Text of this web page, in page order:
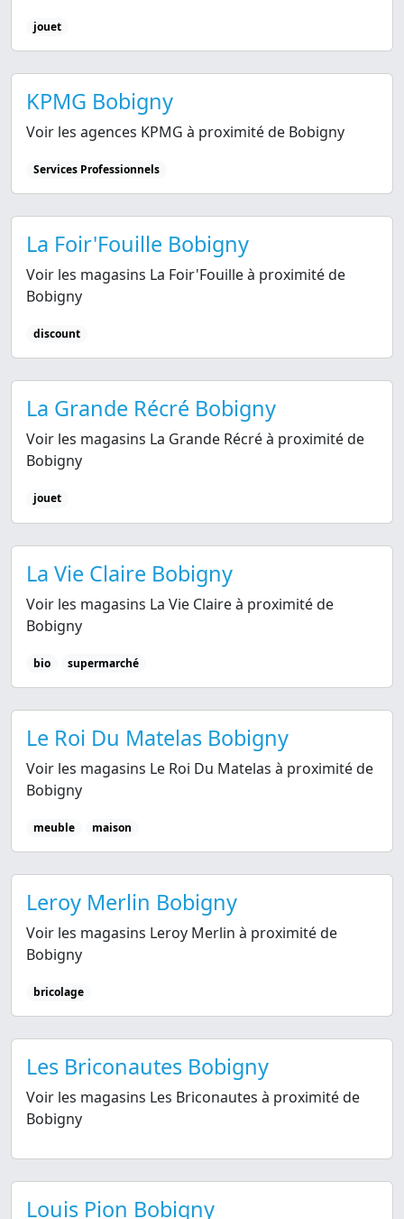
jouet
KPMG Bobigny
Voir les agences KPMG à proximité de Bobigny
Services Professionnels
La Foir'Fouille Bobigny
Voir les magasins La Foir'Fouille à proximité de
Bobigny
discount
La Grande Récré Bobigny
Voir les magasins La Grande Récré à proximité de
Bobigny
jouet
La Vie Claire Bobigny
Voir les magasins La Vie Claire à proximité de
Bobigny
bio supermarché
Le Roi Du Matelas Bobigny
Voir les magasins Le Roi Du Matelas à proximité de
Bobigny
meuble maison
Leroy Merlin Bobigny
Voir les magasins Leroy Merlin à proximité de
Bobigny
bricolage
Les Briconautes Bobigny
Voir les magasins Les Briconautes à proximité de
Bobigny
Louis Pion Bobigny